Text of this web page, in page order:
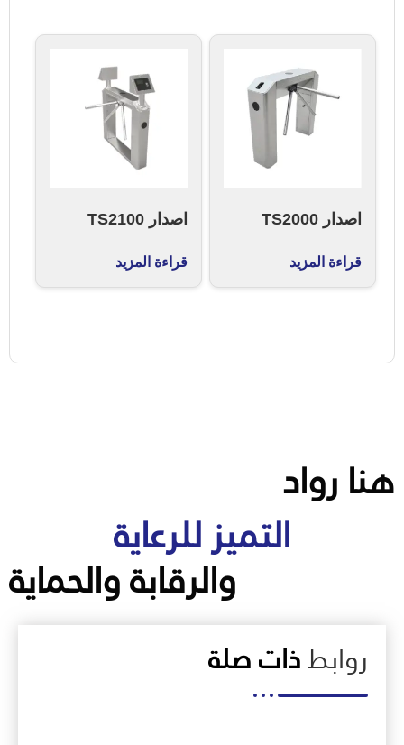
اصدار TS2000
قراءة المزيد
اصدار TS2100
قراءة المزيد
رواد
التميز للرعاية
والرقابة والحماية
روابطذات صلة